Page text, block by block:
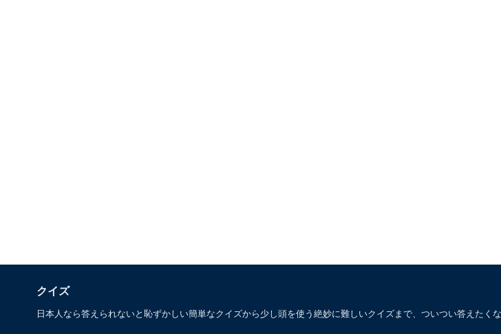
クイズ
日本人なら答えられないと恥ずかしい簡単なクイズから少し頭を使う絶妙に難しいクイズまで、ついつい答えたく